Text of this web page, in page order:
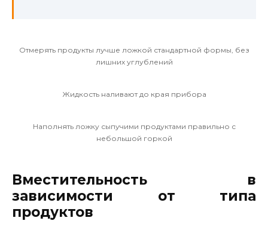
Отмерять продукты лучше ложкой стандартной формы, без
лишних углублений
Жидкость наливают до края прибора
Наполнять ложку сыпучими продуктами правильно с
небольшой горкой
Вместительность в
зависимости от типа
продуктов